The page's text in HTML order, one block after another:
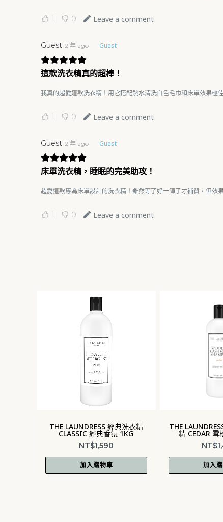
1 0 Leave a comment
Guest 2 年 ago Guest
這款洗衣精真的超棒！
我真的超愛這款洗衣精！用它搭配熱水清洗白色毛巾和床單效果極
1 0 Leave a comment
Guest 2 年 ago Guest
床單洗衣精，睡眠的完美助攻！
超愛這款專為床單設計的洗衣精！雖然等了好一陣子才補貨，但效
1 0 Leave a comment
THE LAUNDRESS 羊絨羊毛洗衣
精 CEDAR 雪松香氛 500G
NT$1,490
加入購物車
THE
精 LADY
加